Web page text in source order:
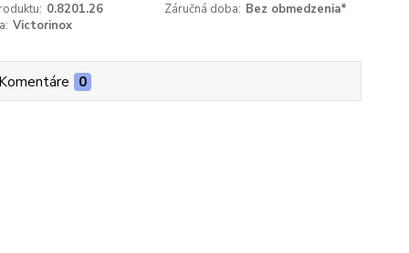
0.8201.26 Záručná doba: Bez obmedzenia*
Victorinox
0